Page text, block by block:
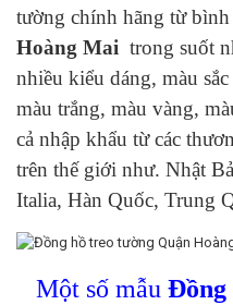
tường chính hãng từ bình
Hoàng Mai trong suốt
nhiều kiểu dáng, màu
màu trắng, màu vàng,
cả nhập khẩu từ các
trên thế giới như. Nhật
Italia, Hàn Quốc, Trung
Một số mẫu Đồng